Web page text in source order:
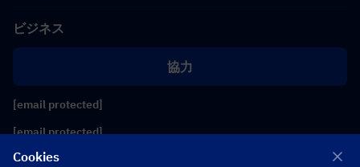
ビジネス
協力
[email protected]
[email protected]
Cookies